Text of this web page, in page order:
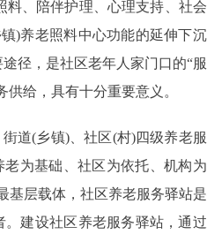
、陪伴护理、心理支持、社
)养老照料中心功能的延伸下沉
径，是社区老年人家门口的“
给，具有十分重要意义。
道(乡镇)、社区(村)四级养老
为基础、社区为依托、机构
基层载体，社区养老服务驿站
建设社区养老服务驿站，通